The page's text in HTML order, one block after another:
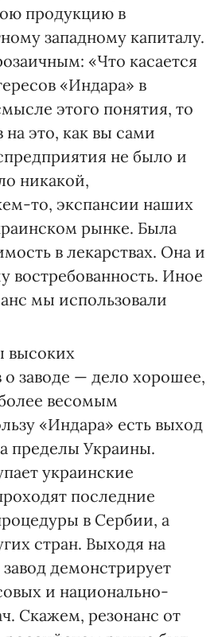
продукцию в
западному капиталу.
«Что касается
«Индара» в
этого понятия, то
на это, как вы сами
не было и
никакой,
то, экспансии наших
рынке. Была
в лекарствах. Она и
востребованность. Иное
мы использовали
высоких
о заводе — дело хорошее,
весомым
«Индара» есть выход
пределы Украины.
украинские
последние
в Сербии, а
стран. Выходя на
демонстрирует
и национально-
Скажем, резонанс от